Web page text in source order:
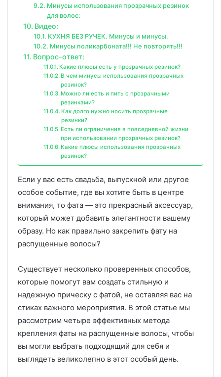
Минусы использования прозрачных резинок
для волос:
Видео:
КУХНЯ БЕЗ РУЧЕК. Минусы и минусы.
Минусы поликарбоната!!! Не повторять!!!
Вопрос-ответ:
Какие плюсы есть у прозрачных резинок?
В чем минусы использования прозрачных
резинок?
Можно ли есть и пить с прозрачными
резинками?
Как долго нужно носить прозрачные
резинки?
Есть ли ограничения в повседневной жизни
при использовании прозрачных резинок?
Какие плюсы использования прозрачных
резинок?
Если у вас есть свадьба, выпускной или другое
особое событие, где вы хотите быть в центре
внимания, то фата — это прекрасный аксессуар,
который может добавить элегантности вашему
образу. Но как правильно закрепить фату на
распущенные волосы?
Существует несколько проверенных способов,
которые помогут вам создать стильную и
надежную прическу с фатой, не оставляя вас на
стиках важного мероприятия. В этой статье мы
рассмотрим четыре эффективных метода
крепления фаты на распущенные волосы, чтобы
вы могли выбрать подходящий для себя и
выглядеть великолепно в этот особый день.